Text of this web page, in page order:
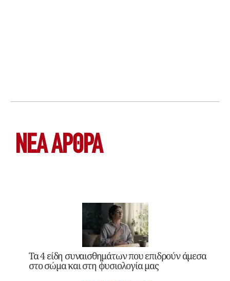
ΝΕΑ ΆΡΘΡΑ
Τα 4 είδη συναισθημάτων που επιδρούν άμεσα
στο σώμα και στη φυσιολογία μας